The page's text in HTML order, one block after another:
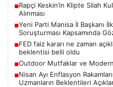
■Rapçi Keskin’in Klipte Silah
Alınması
■Yeni Parti Manisa İl Başkanı
Soruşturması Kapsamında
■FED faiz kararı ne zaman
beklentisi belli oldu
■Outdoor Mutfaklar ve
■Nisan Ayı Enflasyon
Uzmanların Beklentileri